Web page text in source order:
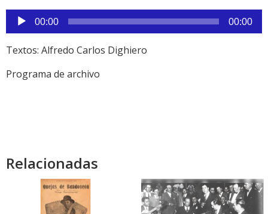
Reproductor
de
audio
00:00 00:00
Textos: Alfredo Carlos Dighiero
Programa de archivo
Relacionadas